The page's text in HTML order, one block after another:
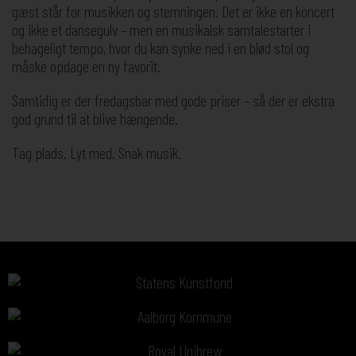
gæst står for musikken og stemningen. Det er ikke en koncert
og ikke et dansegulv – men en musikalsk samtalestarter i
behageligt tempo, hvor du kan synke ned i en blød stol og
måske opdage en ny favorit.
Samtidig er der fredagsbar med gode priser – så der er ekstra
god grund til at blive hængende.
Tag plads. Lyt med. Snak musik.
Sponsorer